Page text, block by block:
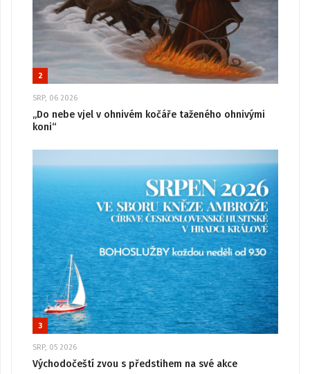
2
SRP, 06 2026
„Do nebe vjel v ohnivém kočáře taženého ohnivými
koni“
3
SRP, 05 2026
Východočeští zvou s předstihem na své akce